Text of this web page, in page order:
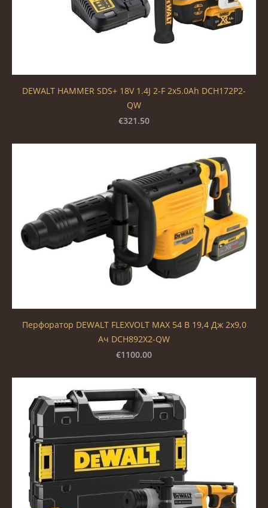
DEWALT HAMMER SDS+ 18V 1.4J 2-F 2x5.0Ah DCH172P2-
QW
€321.50
Перфоратор DEWALT FLEXVOLT MAX 54 В 19,4 Дж 2x9,0
Ач DCH892X2-QW
€1100.00